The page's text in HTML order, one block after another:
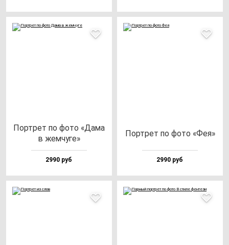
Пор­трет по фо­то «Дама
в жем­чу­ге»
2990 руб
Пор­трет по фо­то «Фея»
2990 руб